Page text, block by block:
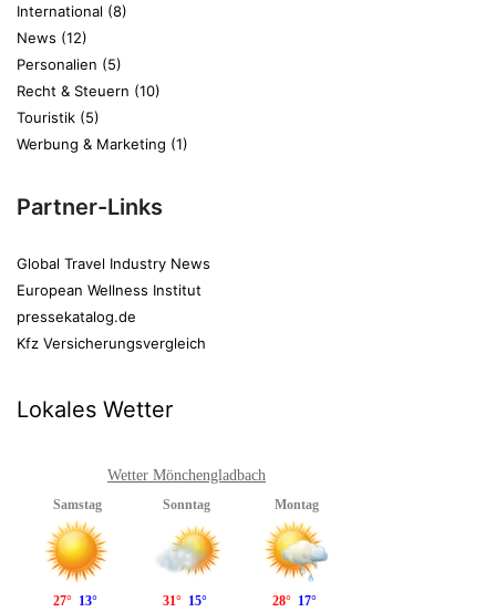
International (8)
News (12)
Personalien (5)
Recht & Steuern (10)
Touristik (5)
Werbung & Marketing (1)
Partner-Links
Global Travel Industry News
European Wellness Institut
pressekatalog.de
Kfz Versicherungsvergleich
Lokales Wetter
Wetter Mönchengladbach